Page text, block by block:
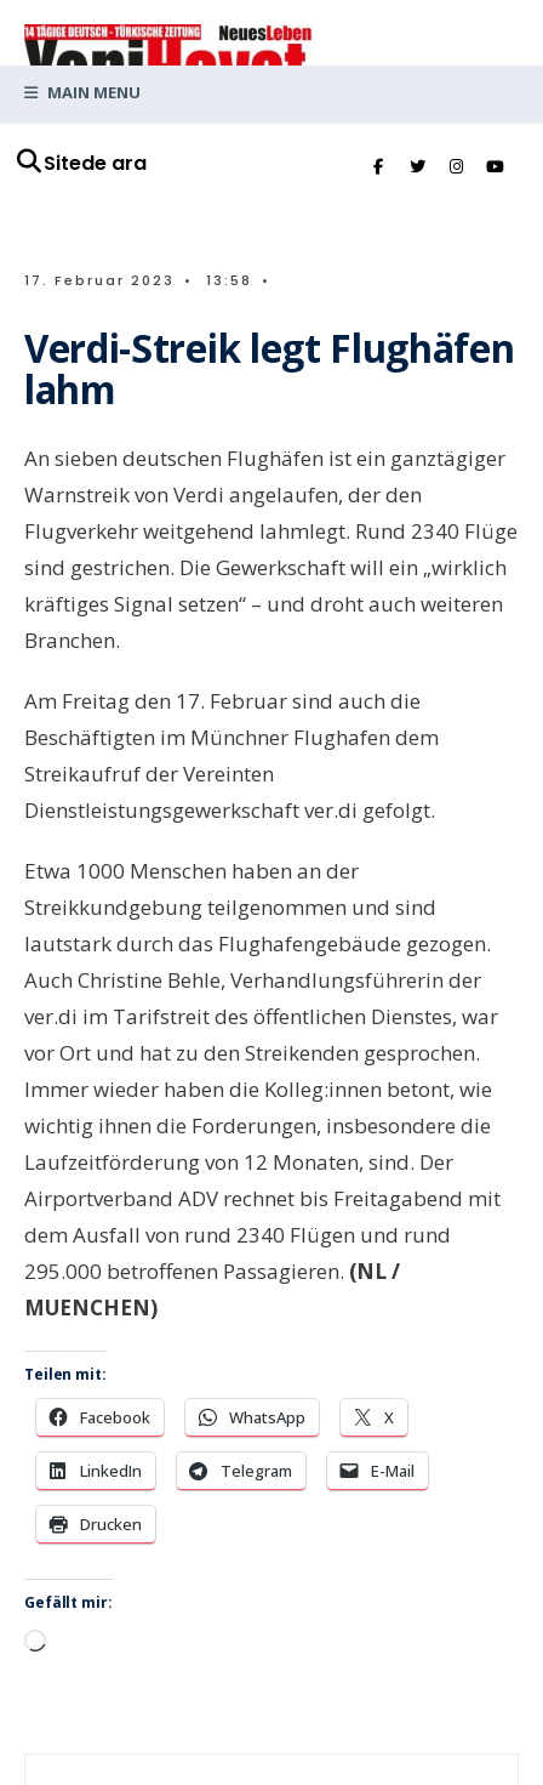
Sitede ara
MAIN MENU
17. Februar 2023 • 13:58 •
Verdi-Streik legt Flughäfen
lahm
An sieben deutschen Flughäfen ist ein ganztägiger
Warnstreik von Verdi angelaufen, der den
Flugverkehr weitgehend lahmlegt. Rund 2340 Flüge
sind gestrichen. Die Gewerkschaft will ein „wirklich
kräftiges Signal setzen“ – und droht auch weiteren
Branchen.
Am Freitag den 17. Februar sind auch die
Beschäftigten im Münchner Flughafen dem
Streikaufruf der Vereinten
Dienstleistungsgewerkschaft ver.di gefolgt.
Etwa 1000 Menschen haben an der
Streikkundgebung teilgenommen und sind
lautstark durch das Flughafengebäude gezogen.
Auch Christine Behle, Verhandlungsführerin der
ver.di im Tarifstreit des öffentlichen Dienstes, war
vor Ort und hat zu den Streikenden gesprochen.
Immer wieder haben die Kolleg:innen betont, wie
wichtig ihnen die Forderungen, insbesondere die
Laufzeitförderung von 12 Monaten, sind. Der
Airportverband ADV rechnet bis Freitagabend mit
dem Ausfall von rund 2340 Flügen und rund
295.000 betroffenen Passagieren. (NL /
MUENCHEN)
Teilen mit:
Facebook WhatsApp X
LinkedIn Telegram E-Mail
Drucken
Gefällt mir:
Wird